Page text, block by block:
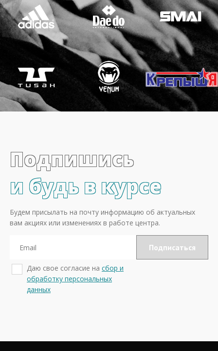
Подпишись
и будь в курсе
Будем присылать на почту информацию об актуальных
вам акциях или изменениях в работе центра.
Даю свое согласие на сбор и
обработку персональных
данных